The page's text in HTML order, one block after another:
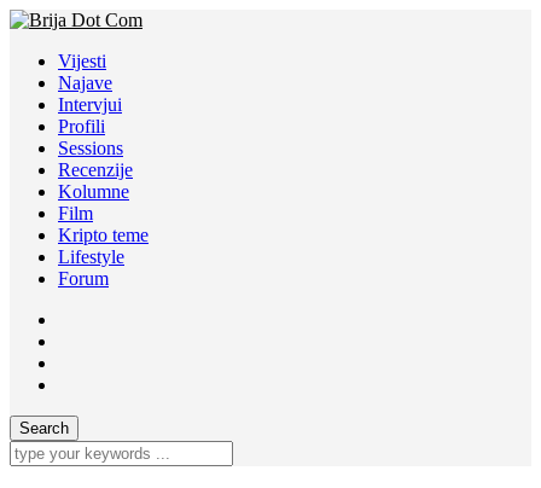
Vijesti
Najave
Intervjui
Profili
Sessions
Recenzije
Kolumne
Film
Kripto teme
Lifestyle
Forum